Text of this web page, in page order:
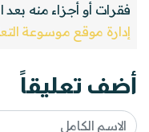
فقرات أو أجزاء منه
إدارة موقع موسوعة
أضف تعليقاً